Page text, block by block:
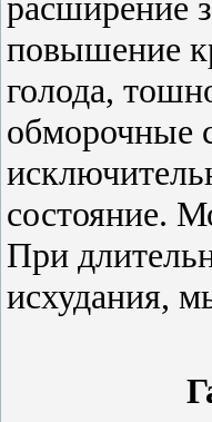
расширение
повышение
голода,
обморочные
состояние.
При
исхудания,